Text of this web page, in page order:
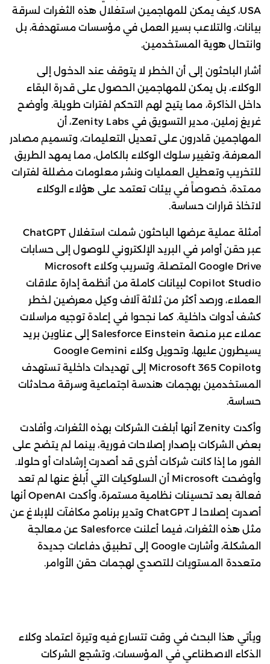
USA، كيف يمكن للمهاجمين استغلال هذه الثغرات لسرقة
بيانات، والتلاعب بسير العمل في مؤسسات مستهدفة، بل
وانتحال هوية المستخدمين.
أشار الباحثون إلى أن الخطر لا يتوقف عند الدخول إلى
الوكلاء، بل يمكن للمهاجمين الحصول على قدرة البقاء
داخل الذاكرة، مما يتيح لهم التحكم لفترات طويلة. وأوضح
غريغ زملين، مدير التسويق في Zenity Labs، أن
المهاجمين قادرون على تعديل التعليمات، وتسميم مصادر
المعرفة، وتغيير سلوك الوكلاء بالكامل، مما يمهد الطريق
للتخريب وتعطيل العمليات ونشر معلومات مضللة لفترات
ممتدة، خصوصاً في بيئات تعتمد على هؤلاء الوكلاء
لاتخاذ قرارات حساسة.
أمثلة عملية عرضها الباحثون شملت استغلال ChatGPT
عبر حقن أوامر في البريد الإلكتروني للوصول إلى حسابات
Google Drive المتصلة، وتسريب وكلاء Microsoft
Copilot Studio لبيانات كاملة من أنظمة إدارة علاقات
العملاء، ورصد أكثر من ثلاثة آلاف وكيل معرضين لخطر
كشف أدوات داخلية. كما نجحوا في إعادة توجيه مراسلات
عملاء عبر منصة Salesforce Einstein إلى عناوين بريد
يسيطرون عليها، وتحويل وكلاء Google Gemini
وMicrosoft 365 Copilot إلى تهديدات داخلية تستهدف
المستخدمين بهجمات هندسة اجتماعية وسرقة محادثات
حساسة.
وأكدت Zenity أنها أبلغت الشركات بهذه الثغرات، وأفادت
بعض الشركات بإصدار إصلاحات فورية، بينما لم يتضح على
الفور ما إذا كانت شركات أخرى قد أصدرت إرشادات أو حلولا.
وأوضحت Microsoft أن السلوكيات التي أُبلغ عنها لم تعد
فعالة بعد تحسينات نظامية مستمرة، وأكدت OpenAI أنها
أصدرت إصلاحا لـ ChatGPT وتدير برنامج مكافآت للإبلاغ عن
مثل هذه الثغرات، فيما أعلنت Salesforce عن معالجة
المشكلة، وأشارت Google إلى تطبيق دفاعات جديدة
متعددة المستويات للتصدي لهجمات حقن الأوامر.
ويأتي هذا البحث في وقت تتسارع فيه وتيرة اعتماد وكلاء
الذكاء الاصطناعي في المؤسسات، وتشجع الشركات